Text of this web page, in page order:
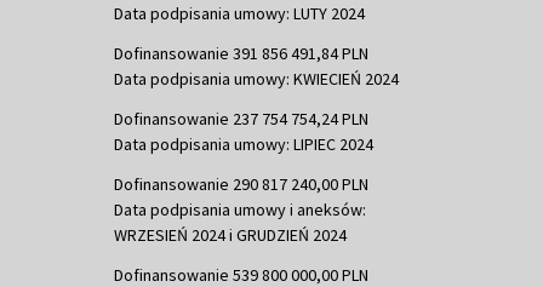
Data podpisania umowy: LUTY 2024
Dofinansowanie 391 856 491,84 PLN
Data podpisania umowy: KWIECIEŃ 2024
Dofinansowanie 237 754 754,24 PLN
Data podpisania umowy: LIPIEC 2024
Dofinansowanie 290 817 240,00 PLN
Data podpisania umowy i aneksów:
WRZESIEŃ 2024 i GRUDZIEŃ 2024
Dofinansowanie 539 800 000,00 PLN